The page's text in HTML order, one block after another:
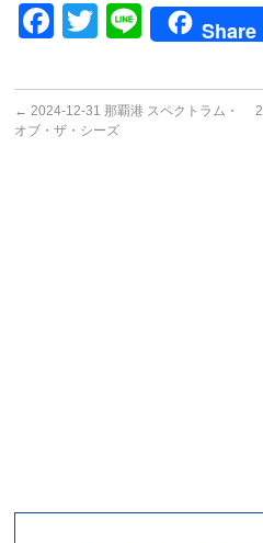
Facebook
Twitter
LineShare
← 2024-12-31 那覇港 スペクトラム・
オブ・ザ・シーズ